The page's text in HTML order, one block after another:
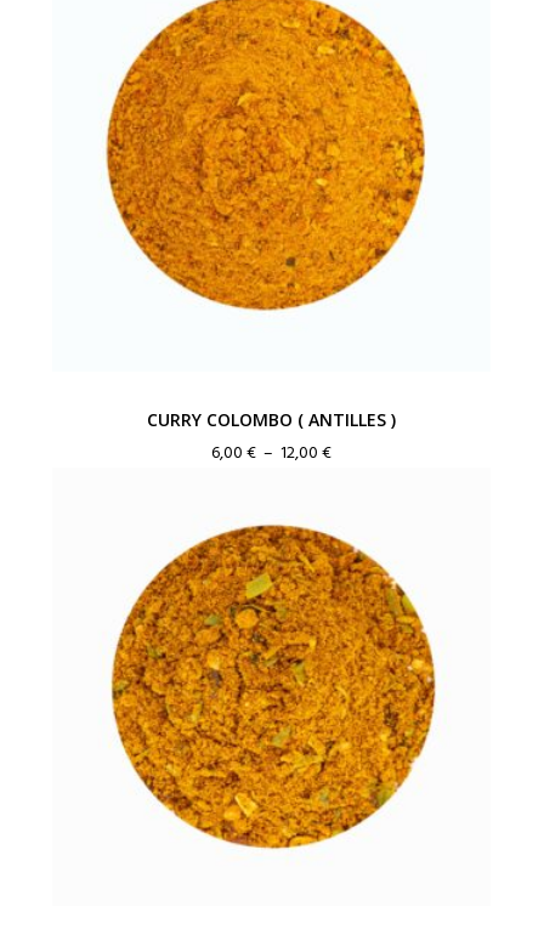
CURRY COLOMBO ( ANTILLES )
6,00€ – 12,00€Plage
6,00 €
à
12,00 €